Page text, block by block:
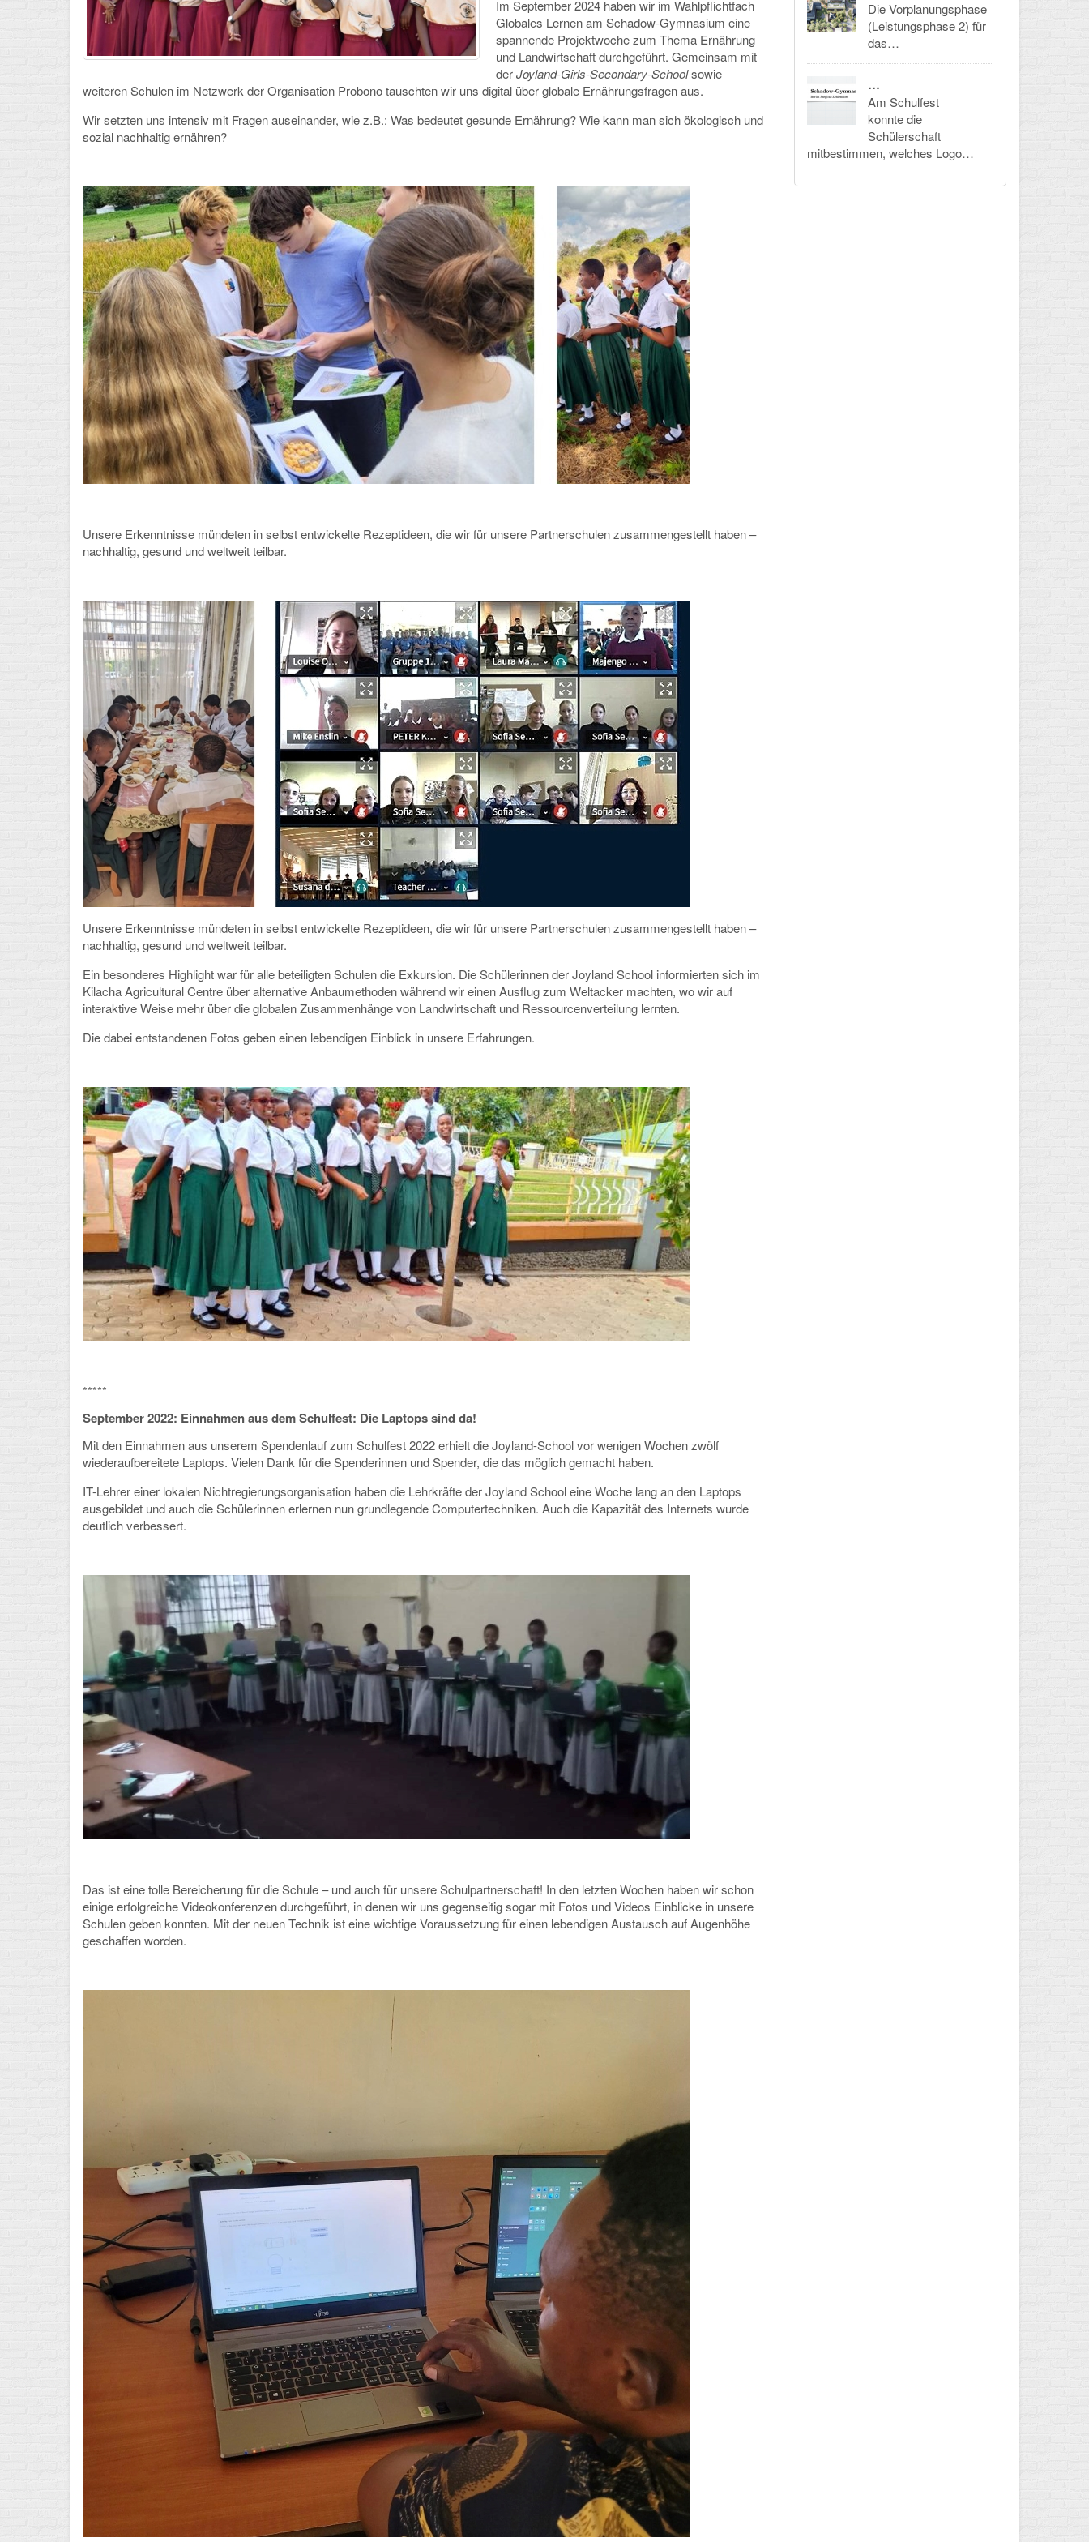
Im September 2024 haben wir im Wahlpflichtfach
Globales Lernen am Schadow-Gymnasium eine
spannende Projektwoche zum Thema Ernährung
und Landwirtschaft durchgeführt. Gemeinsam mit
derJoyland-Girls-Secondary-Schoolsowie
weiteren Schulen im Netzwerk der Organisation Probono tauschten wir uns digital über globale Ernährungsfragen aus.
Wir setzten uns intensiv mit Fragen auseinander, wie z.B.: Was bedeutet gesunde Ernährung?Wie kann man sich ökologisch und
sozial nachhaltig ernähren?
Unsere Erkenntnisse mündeten in selbst entwickelte Rezeptideen, die wir für unsere Partnerschulen zusammengestellt haben –
nachhaltig, gesund und weltweit teilbar.
Unsere Erkenntnisse mündeten in selbst entwickelte Rezeptideen, die wir für unsere Partnerschulen zusammengestellt haben –
nachhaltig, gesund und weltweit teilbar.
Ein besonderes Highlight war für alle beteiligten Schulen die Exkursion. Die Schülerinnen der Joyland School informierten sich im
Kilacha Agricultural Centre über alternative Anbaumethoden während wir einen Ausflug zum Weltacker machten, wo wir auf
interaktive Weise mehr über die globalen Zusammenhänge von Landwirtschaft und Ressourcenverteilung lernten.
Die dabei entstandenen Fotos geben einen lebendigen Einblick in unsere Erfahrungen.
*****
September 2022: Einnahmen aus dem Schulfest: Die Laptops sind da!
Mit den Einnahmen aus unserem Spendenlauf zum Schulfest 2022 erhielt die Joyland-School vor wenigen Wochen zwölf
wiederaufbereitete Laptops. Vielen Dank für die Spenderinnen und Spender, die das möglich gemacht haben.
IT-Lehrer einer lokalen Nichtregierungsorganisation haben die Lehrkräfte der Joyland School eine Woche lang an den Laptops
ausgebildet und auch die Schülerinnen erlernen nun grundlegende Computertechniken. Auch die Kapazität des Internets wurde
deutlich verbessert.
Das ist eine tolle Bereicherung für die Schule – und auch für unsere Schulpartnerschaft! In den letzten Wochen haben wir schon
einige erfolgreiche Videokonferenzen durchgeführt, in denen wir uns gegenseitig sogar mit Fotos und Videos Einblicke in unsere
Schulen geben konnten. Mit der neuen Technik ist eine wichtige Voraussetzung für einen lebendigen Austausch auf Augenhöhe
geschaffen worden.
Die Vorplanungsphase
(Leistungsphase 2) für
das…
…
Am Schulfest
konnte die
Schülerschaft
mitbestimmen, welches Logo…